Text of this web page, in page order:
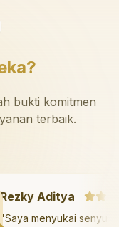
bukti komitmen
terbaik.
Rezky Aditya
"Saya menyukai